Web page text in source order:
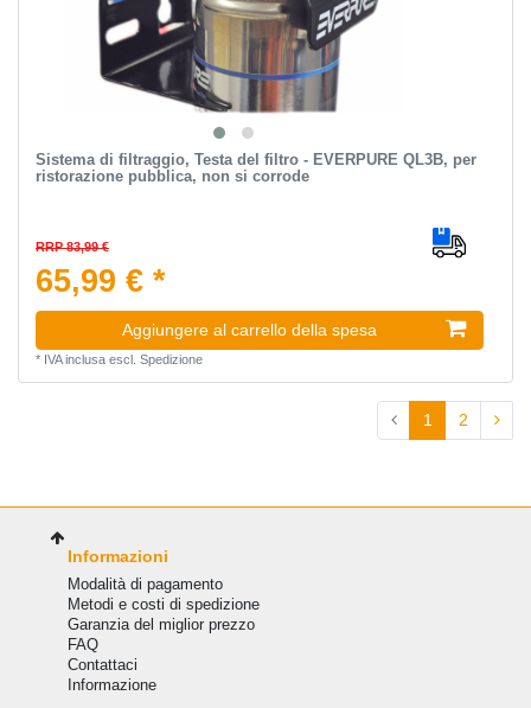
Sistema di filtraggio, Testa del filtro - EVERPURE QL3B, per
ristorazione pubblica, non si corrode
RRP 83,99 €
65,99 € *
Aggiungere al carrello della spesa
* IVA inclusaescl. Spedizione
1 2
Informazioni
Modalità di pagamento
Metodi e costi di spedizione
Garanzia del miglior prezzo
FAQ
Сontattaci
Informazione